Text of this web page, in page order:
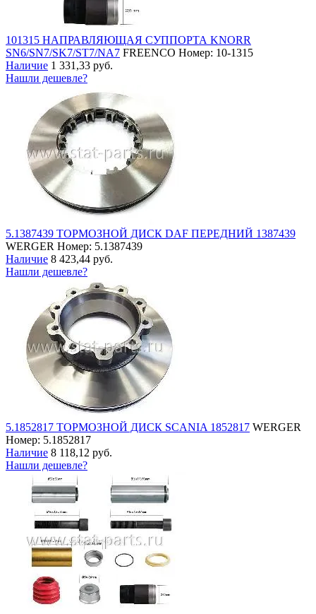
101315 НАПРАВЛЯЮЩАЯ СУППОРТА KNORR
SN6/SN7/SK7/ST7/NA7 FREENCO Номер: 10-1315
Наличие 1 331,33 руб.
Нашли дешевле?
5.1387439 ТОРМОЗНОЙ ДИСК DAF ПЕРЕДНИЙ 1387439
WERGER Номер: 5.1387439
Наличие 8 423,44 руб.
Нашли дешевле?
5.1852817 ТОРМОЗНОЙ ДИСК SCANIA 1852817 WERGER
Номер: 5.1852817
Наличие 8 118,12 руб.
Нашли дешевле?